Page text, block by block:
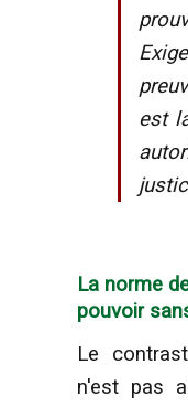
est
La norme
pouvoir
Le
n'est pas